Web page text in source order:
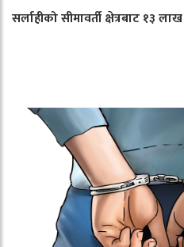
सर्लाहीको सीमावर्ती क्षेत्रबाट १३